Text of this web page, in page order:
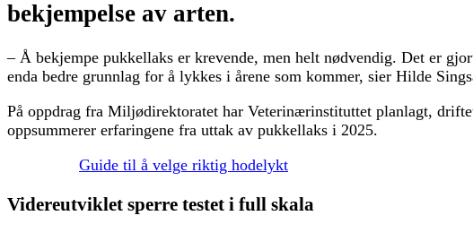
bekjempelse av arten.
– Å bekjempe pukkellaks er krevende, men helt nødvendig. Det er
enda bedre grunnlag for å lykkes i årene som kommer, sier Hilde
På oppdrag fra Miljødirektoratet har Veterinærinstituttet planlagt,
oppsummerer erfaringene fra uttak av pukkellaks i 2025.
Guide til å velge riktig hodelykt
Videreutviklet sperre testet i full skala